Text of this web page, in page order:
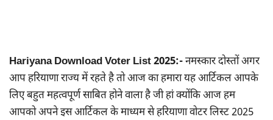
Hariyana Download Voter List 2025:-नमस्कार दोस्तों अगर
आप हरियाणा राज्य में रहते है तो आज का हमारा यह आर्टिकल आपके
लिए बहुत महत्वपूर्ण साबित होने वाला है जी हां क्योंकि आज हम
आपको अपने इस आर्टिकल के माध्यम से हरियाणा वोटर लिस्ट 2025